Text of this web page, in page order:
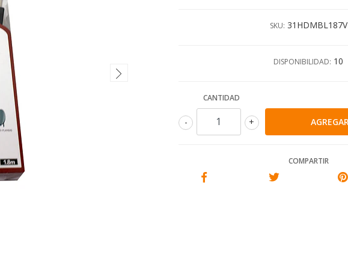
SKU: 31HDMBL187V
DISPONIBILIDAD: 10
CANTIDAD
+
-
COMPARTIR